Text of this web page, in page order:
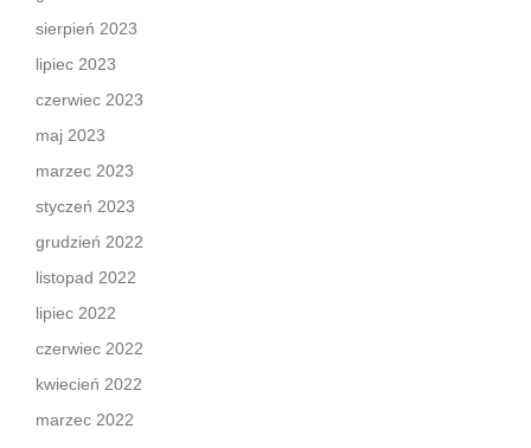
sierpień 2023
lipiec 2023
czerwiec 2023
maj 2023
marzec 2023
styczeń 2023
grudzień 2022
listopad 2022
lipiec 2022
czerwiec 2022
kwiecień 2022
marzec 2022